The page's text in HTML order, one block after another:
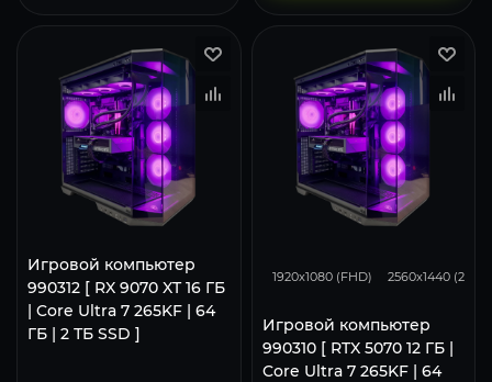
Игровой компьютер
990312 [ RX 9070 XT 16 ГБ
| Core Ultra 7 265KF | 64
ГБ | 2 ТБ SSD ]
1920x1080 (FHD) 2560x1440 (2K)
Игровой компьютер
990310 [ RTX 5070 12 ГБ |
Core Ultra 7 265KF | 64